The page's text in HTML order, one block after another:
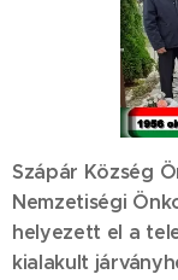
Szápár Község
Nemzetiségi
helyezett el a
kialakult